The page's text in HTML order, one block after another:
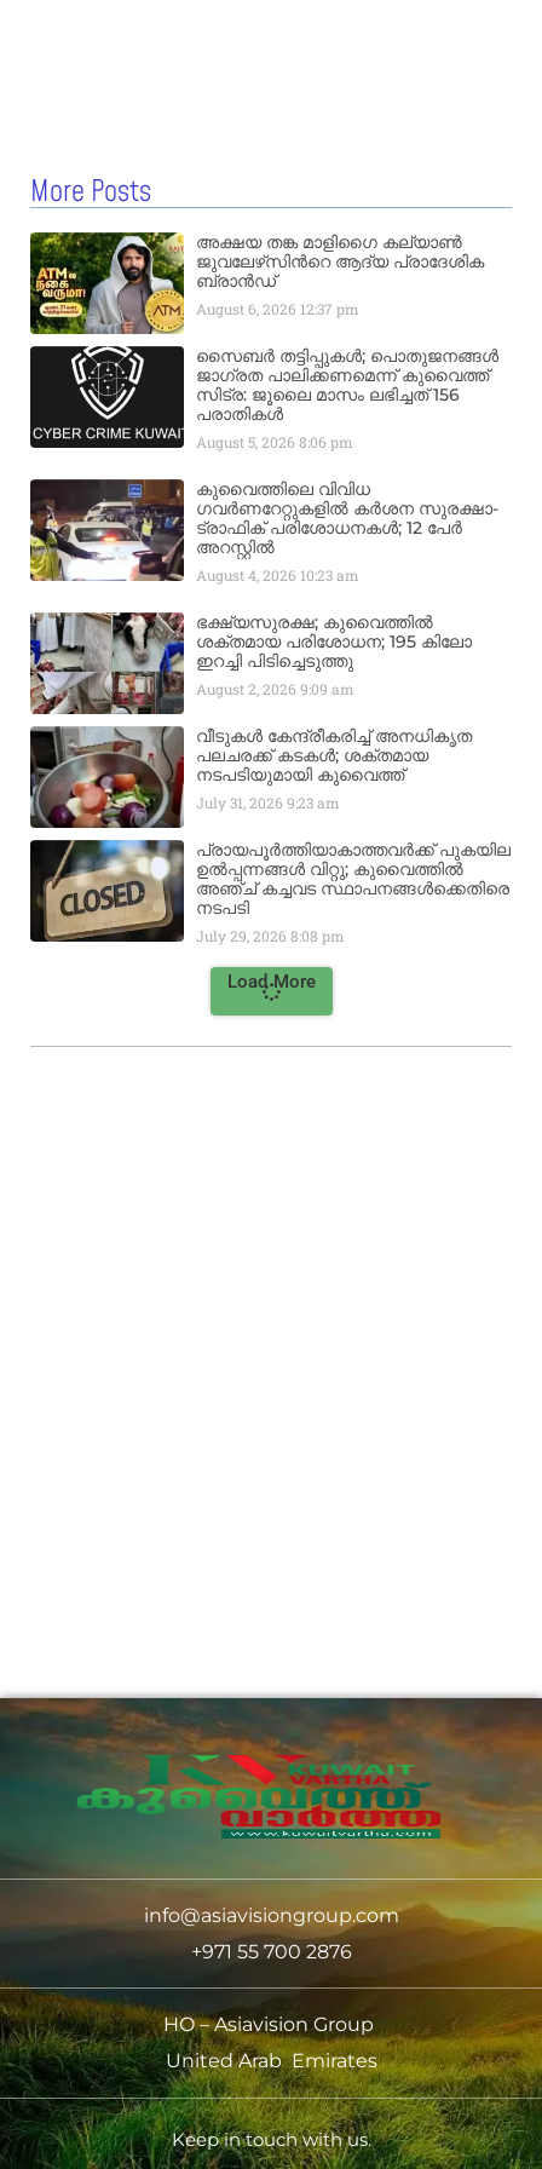
More Posts
അക്ഷയ തങ്ക മാളിഗൈ കല്യാണ്‍
ജുവലേഴ്‌സിന്‍റെ ആദ്യ പ്രാദേശിക
ബ്രാന്‍ഡ്
August 6, 2026 12:37 pm
സൈബർ തട്ടിപ്പുകൾ; പൊതുജനങ്ങൾ
ജാഗ്രത പാലിക്കണമെന്ന് കുവൈത്ത്
സിട്ര: ജൂലൈ മാസം ലഭിച്ചത് 156
പരാതികൾ
August 5, 20268:06 pm
കുവൈത്തിലെ വിവിധ
ഗവർണറേറ്റുകളിൽ കർശന സുരക്ഷാ-
ട്രാഫിക് പരിശോധനകൾ; 12 പേർ
അറസ്റ്റിൽ
August 4, 2026 10:23 am
ഭക്ഷ്യസുരക്ഷ; കുവൈത്തിൽ
ശക്തമായ പരിശോധന; 195 കിലോ
ഇറച്ചി പിടിച്ചെടുത്തു
August 2, 20269:09 am
വീടുകൾ കേന്ദ്രീകരിച്ച് അനധികൃത
പലചരക്ക് കടകൾ; ശക്തമായ
നടപടിയുമായി കുവൈത്ത്
July 31, 20269:23 am
പ്രായപൂർത്തിയാകാത്തവർക്ക് പുകയില
ഉൽപ്പന്നങ്ങൾ വിറ്റു; കുവൈത്തിൽ
അഞ്ച് കച്ചവട സ്ഥാപനങ്ങൾക്കെതിരെ
നടപടി
July 29, 20268:08 pm
Load More
info@asiavisiongroup.com
+971 55 700 2876
HO – Asiavision Group
United Arab Emirates
Keep in touch with us.